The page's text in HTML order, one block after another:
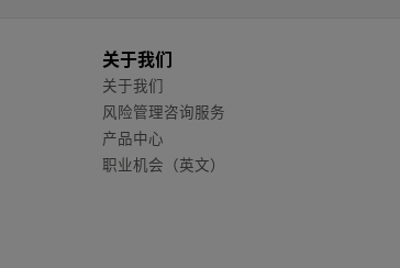
关于我们
关于我们
风险管理咨询服务
产品中心
职业机会（英文）